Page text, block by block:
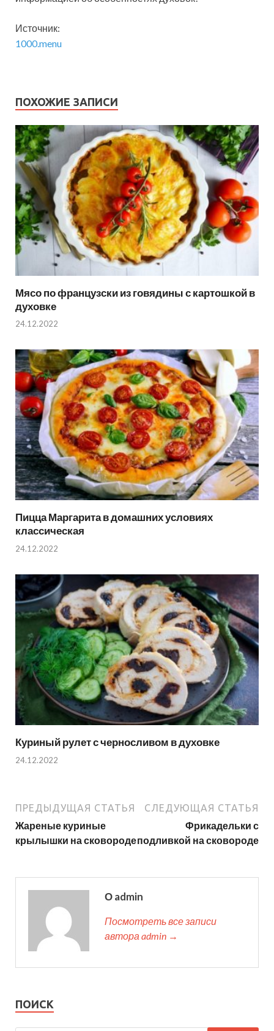
Источник:
1000.menu
ПОХОЖИЕ ЗАПИСИ
Мясо по французски из говядины с картошкой в
духовке
24.12.2022
Пицца Маргарита в домашних условиях
классическая
24.12.2022
Куриный рулет с черносливом в духовке
24.12.2022
ПРЕДЫДУЩАЯ СТАТЬЯ
Жареные куриные
крылышки на сковороде
СЛЕДУЮЩАЯ СТАТЬЯ
Фрикадельки с
подливкой на сковороде
О admin
Посмотреть все записи
автора admin →
ПОИСК